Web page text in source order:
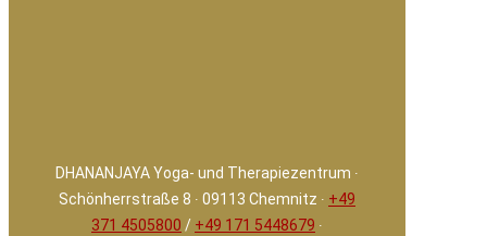
DHANANJAYA Yoga- und Therapiezentrum ∙
Schönherrstraße 8 ∙ 09113 Chemnitz ∙ +49
371 4505800 / +49 171 5448679 ∙